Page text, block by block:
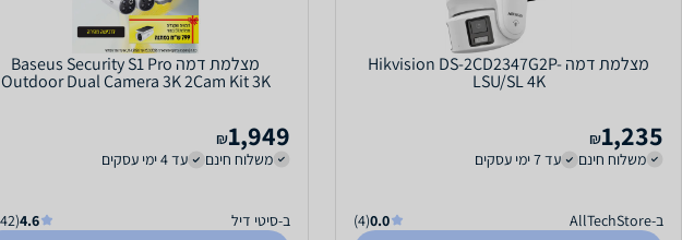
‏מצלמת דמה Hikvision DS-2CD2347G2P-
LSU/SL 4K
1,235
₪
משלוח חינם
עד 7 ימי עסקים
ב-AllTechStore 0.0
(4)
‏מצלמת דמה Baseus Security S1 Pro
Outdoor Dual Camera 3K 2Cam Kit 3K
1,949
₪
משלוח חינם
עד 4 ימי עסקים
ב-סיטי דיל 4.6
(3042)